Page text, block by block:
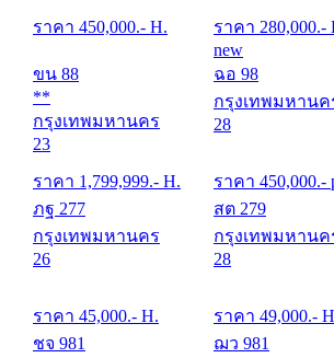
ราคา 450,000.- H.
ราคา 280,000.-
ขน 88
**
กรุงเทพมหานคร
23
ราคา 1,799,999.- H.
new
ฉอ 98
กรุงเทพมหานค
28
ราคา 450,000.-
ภฐ 277
กรุงเทพมหานคร
26
ราคา 45,000.- H.
สต 279
กรุงเทพมหานค
28
ราคา 49,000.-
ชจ 981
ฌว 981